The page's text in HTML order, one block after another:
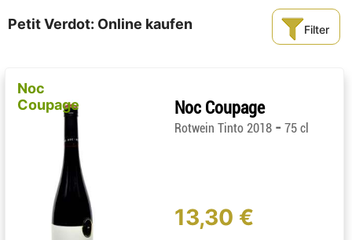
Petit Verdot: Online kaufen Filter
Noc
Coupage
Noc Coupage
Rotwein Tinto 2018 - 75 cl
13,30 €